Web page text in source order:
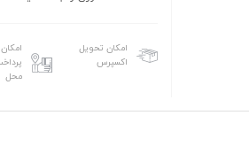
امکان تحویل
اکسپرس
امکان
محل